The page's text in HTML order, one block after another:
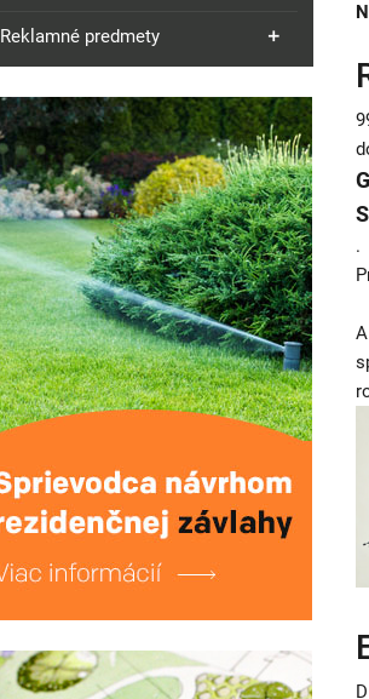
Reklamné predmety
.